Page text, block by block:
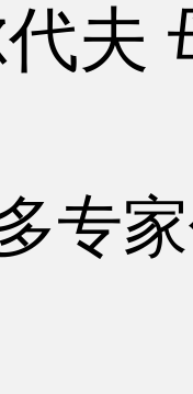
夫
专